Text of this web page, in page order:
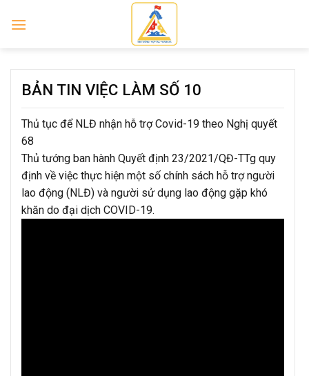
BẢN TIN VIỆC LÀM SỐ 10
Thủ tục để NLĐ nhận hỗ trợ Covid-19 theo Nghị quyết
68
Thủ tướng ban hành Quyết định 23/2021/QĐ-TTg quy
định về việc thực hiện một số chính sách hỗ trợ người
lao động (NLĐ) và người sử dụng lao động gặp khó
khăn do đại dịch COVID-19.